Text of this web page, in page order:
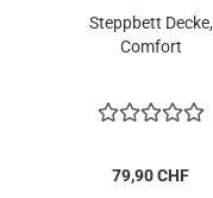
Steppbett Decke,
Comfort
79,90 CHF